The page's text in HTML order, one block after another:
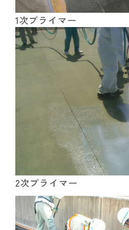
1次プライマー
2次プライマー